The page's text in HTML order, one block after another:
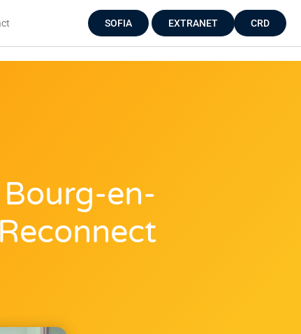
SOFIA EXTRANET CRD
en-